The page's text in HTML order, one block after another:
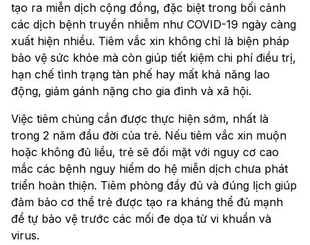
tạo ra miễn dịch cộng đồng, đặc biệt trong bối cảnh
các dịch bệnh truyền nhiễm như COVID-19 ngày càng
xuất hiện nhiều. Tiêm vắc xin không chỉ là biện pháp
bảo vệ sức khỏe mà còn giúp tiết kiệm chi phí điều trị,
hạn chế tình trạng tàn phế hay mất khả năng lao
động, giảm gánh nặng cho gia đình và xã hội.
Việc tiêm chủng cần được thực hiện sớm, nhất là
trong 2 năm đầu đời của trẻ. Nếu tiêm vắc xin muộn
hoặc không đủ liều, trẻ sẽ đối mặt với nguy cơ cao
mắc các bệnh nguy hiểm do hệ miễn dịch chưa phát
triển hoàn thiện. Tiêm phòng đầy đủ và đúng lịch giúp
đảm bảo cơ thể trẻ được tạo ra kháng thể đủ mạnh
để tự bảo vệ trước các mối đe dọa từ vi khuẩn và
virus.